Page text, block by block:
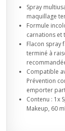
Spray
maquillage
Formule
carnations et
Flacon spray
terminé à
Compatible
Prévention
emporter
Contenu : 1x
Makeup, 60